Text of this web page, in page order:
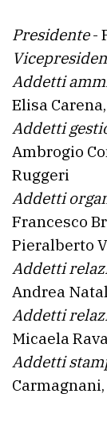
CERCA
Cerca
per
Ricerca
avanzata
LE
ALTRE
TESTATE
PRIVACY
Presidente-
Addetti
Elisa
Addetti
Ambrogio
Ruggeri
Addetti
Francesco
Pieralberto
Addetti
Andrea
Addetti
Micaela
Addetti